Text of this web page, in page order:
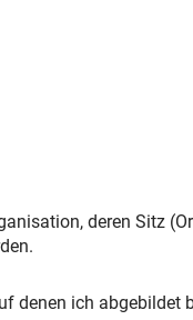
deren Sitz
denen ich